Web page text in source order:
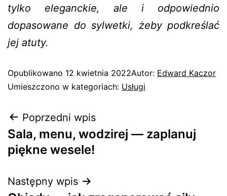
tylko eleganckie, ale i odpowiednio
dopasowane do sylwetki, żeby podkreślać
jej atuty.
Opublikowano 12 kwietnia 2022Autor: Edward Kaczor
Umieszczono w kategoriach: Usługi
Poprzedni wpis
Sala, menu, wodzirej — zaplanuj
piękne wesele!
Następny wpis